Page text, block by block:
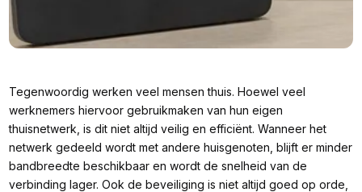
Tegenwoordig werken veel mensen thuis. Hoewel veel
werknemers hiervoor gebruikmaken van hun eigen
thuisnetwerk, is dit niet altijd veilig en efficiënt. Wanneer het
netwerk gedeeld wordt met andere huisgenoten, blijft er minder
bandbreedte beschikbaar en wordt de snelheid van de
verbinding lager. Ook de beveiliging is niet altijd goed op orde,